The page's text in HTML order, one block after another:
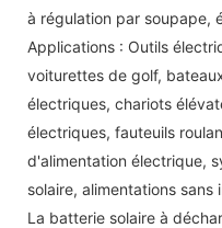
à régulation par soupape,
Applications : Outils
voiturettes de golf,
électriques, chariots
électriques, fauteuils
d'alimentation électrique,
solaire, alimentations sans
La batterie solaire à